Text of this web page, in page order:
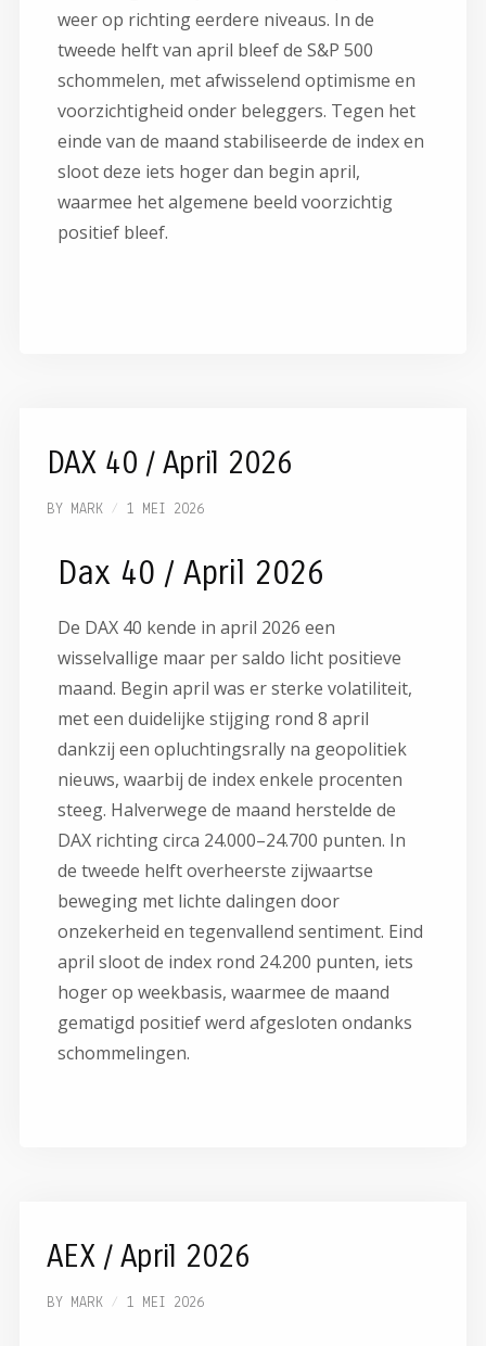
weer op richting eerdere niveaus. In de
tweede helft van april bleef de S&P 500
schommelen, met afwisselend optimisme en
voorzichtigheid onder beleggers. Tegen het
einde van de maand stabiliseerde de index en
sloot deze iets hoger dan begin april,
waarmee het algemene beeld voorzichtig
positief bleef.
DAX 40 / April 2026
BY MARK 1 MEI 2026
Dax 40 / April 2026
De DAX 40 kende in april 2026 een
wisselvallige maar per saldo licht positieve
maand. Begin april was er sterke volatiliteit,
met een duidelijke stijging rond 8 april
dankzij een opluchtingsrally na geopolitiek
nieuws, waarbij de index enkele procenten
steeg. Halverwege de maand herstelde de
DAX richting circa 24.000–24.700 punten. In
de tweede helft overheerste zijwaartse
beweging met lichte dalingen door
onzekerheid en tegenvallend sentiment. Eind
april sloot de index rond 24.200 punten, iets
hoger op weekbasis, waarmee de maand
gematigd positief werd afgesloten ondanks
schommelingen.
AEX / April 2026
BY MARK 1 MEI 2026